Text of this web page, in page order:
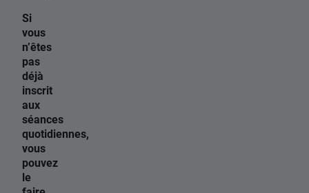
Si
vous
n’êtes
pas
déjà
inscrit
aux
séances
quotidiennes,
vous
pouvez
le